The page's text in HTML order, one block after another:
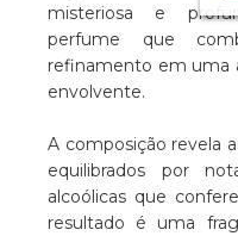
misteriosa e
perfume que
refinamento em uma
envolvente.
A composição revela
equilibrados por
alcoólicas que
resultado é uma